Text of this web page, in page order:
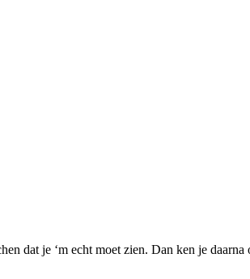
dat je ‘m echt moet zien. Dan ken je